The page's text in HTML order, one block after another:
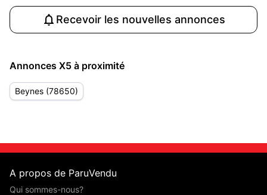
Recevoir les nouvelles annonces
Annonces X5 à proximité
Beynes (78650)
A propos de ParuVendu
Qui sommes-nous?